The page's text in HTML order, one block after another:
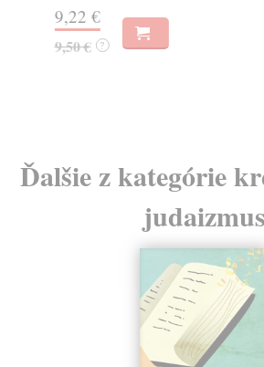
9,22 €
9,50 € ?
Ďalšie z kategórie
judaizmus